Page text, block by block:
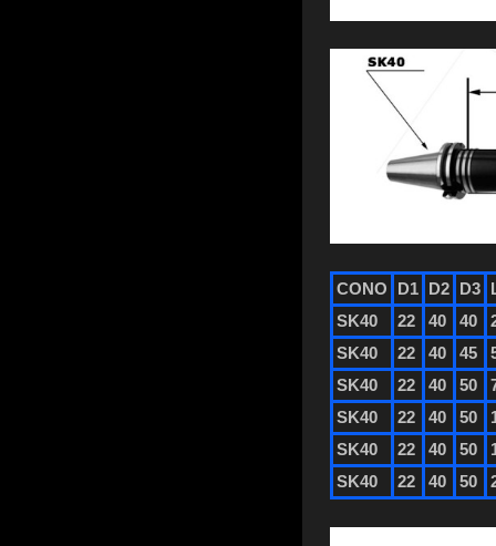
CONO D1 D2 D3
SK40
22 40 40
SK40
22 40 45
SK40
22 40 50
SK40
22 40 50
SK40
22 40 50
SK40
22 40 50